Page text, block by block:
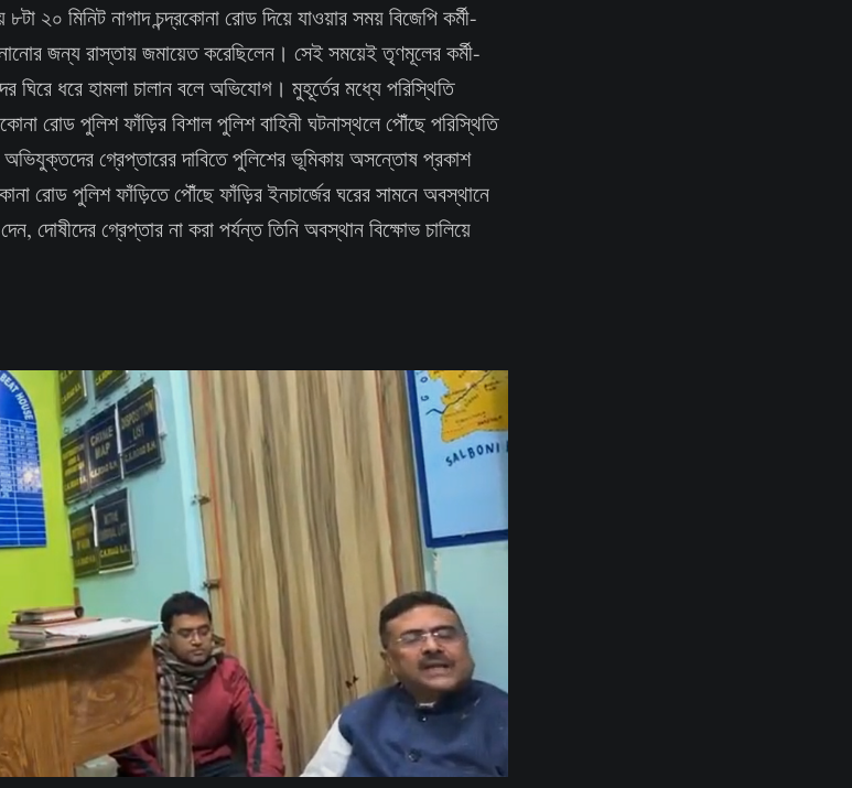
২০ মিনিট নাগাদ চন্দ্রকোনা রোড দিয়ে যাওয়ার সময় বিজেপি কর্মী-
জন্য রাস্তায় জমায়েত করেছিলেন। সেই সময়েই তৃণমূলের কর্মী-
ঘিরে ধরে হামলা চালান বলে অভিযোগ। মুহূর্তের মধ্যে পরিস্থিতি
রোড পুলিশ ফাঁড়ির বিশাল পুলিশ বাহিনী ঘটনাস্থলে পৌঁছে পরিস্থিতি
গ্রেপ্তারের দাবিতে পুলিশের ভূমিকায় অসন্তোষ প্রকাশ
রোড পুলিশ ফাঁড়িতে পৌঁছে ফাঁড়ির ইনচার্জের ঘরের সামনে অবস্থানে
দোষীদের গ্রেপ্তার না করা পর্যন্ত তিনি অবস্থান বিক্ষোভ চালিয়ে